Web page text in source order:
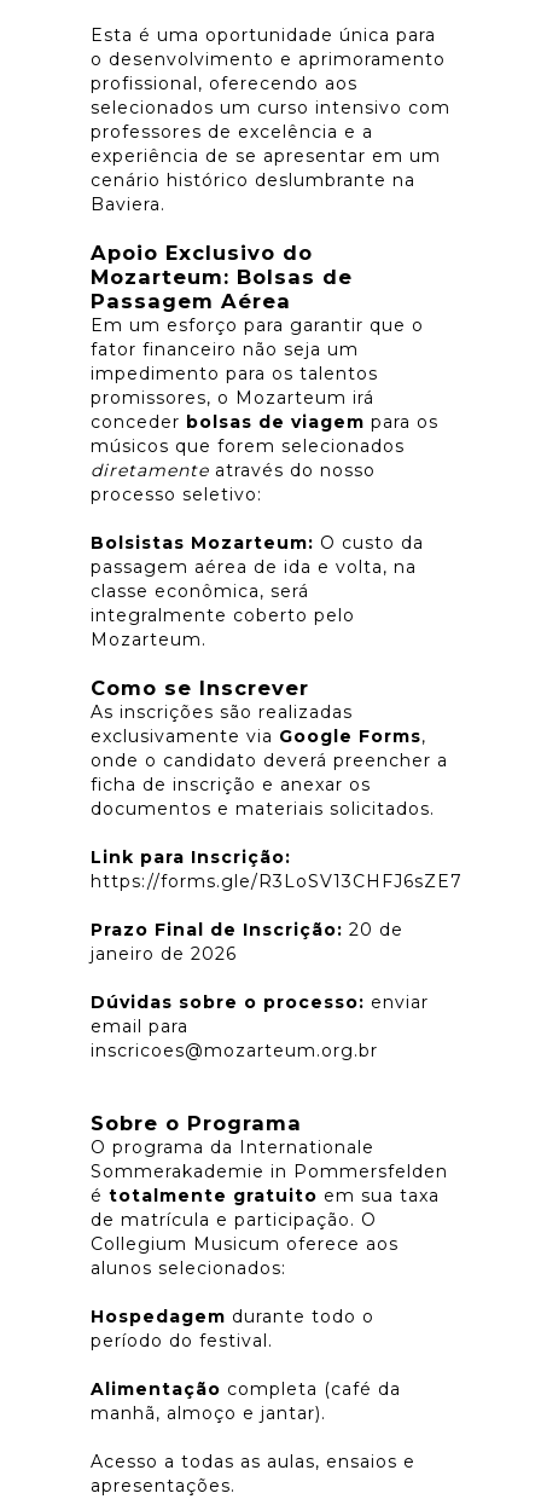
Esta é uma oportunidade única para
o desenvolvimento e aprimoramento
profissional, oferecendo aos
selecionados um curso intensivo com
professores de excelência e a
experiência de se apresentar em um
cenário histórico deslumbrante na
Baviera.
Apoio Exclusivo do
Mozarteum: Bolsas de
Passagem Aérea
Em um esforço para garantir que o
fator financeiro não seja um
impedimento para os talentos
promissores, o Mozarteum irá
conceder bolsas de viagem para os
músicos que forem selecionados
diretamenteatravés do nosso
processo seletivo:
Bolsistas Mozarteum: O custo da
passagem aérea de ida e volta, na
classe econômica, será
integralmente coberto pelo
Mozarteum.
Como se Inscrever
As inscrições são realizadas
exclusivamente via Google Forms,
onde o candidato deverá preencher a
ficha de inscrição e anexar os
documentos e materiais solicitados.
Link para Inscrição:
https://forms.gle/R3LoSV13CHFJ6sZE7
Prazo Final de Inscrição: 20 de
janeiro de 2026
Dúvidas sobre o processo: enviar
email para
inscricoes@mozarteum.org.br
Sobre o Programa
O programa da Internationale
Sommerakademie in Pommersfelden
é totalmente gratuito em sua taxa
de matrícula e participação. O
Collegium Musicum oferece aos
alunos selecionados:
Hospedagem durante todo o
período do festival.
Alimentação completa (café da
manhã, almoço e jantar).
Acesso a todas as aulas, ensaios e
apresentações.